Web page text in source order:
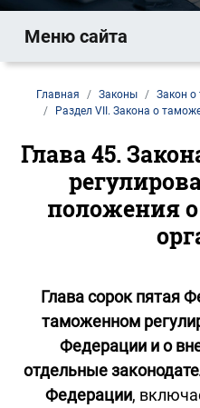
Меню сайта
Главная Законы
Закон о
Раздел VII. Закона о
Глава 45.
положения
Глава сорок пятая
таможенном
Федерации и о
отдельные
Федерации,